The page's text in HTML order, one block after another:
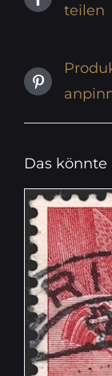
teilen
Das könnte